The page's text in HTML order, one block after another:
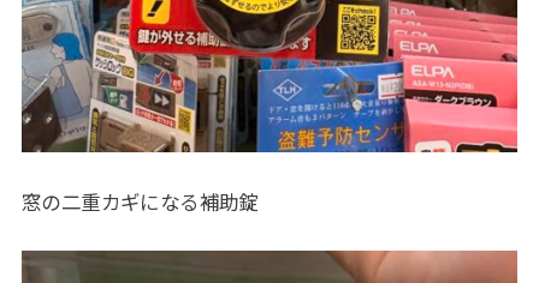
窓の二重カギになる補助錠